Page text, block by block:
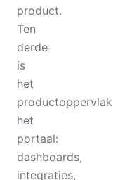
product.
Ten
derde
is
het
productoppervlak
het
portaal:
dashboards,
integraties,